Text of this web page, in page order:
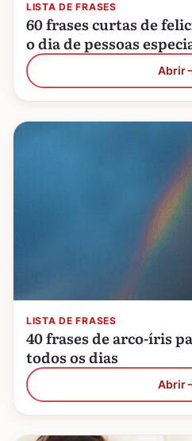
LISTA DE FRASES
60 frases curtas de
o dia de pessoas
Abrir
LISTA DE FRASES
40 frases de arco-íris
todos os dias
Abrir